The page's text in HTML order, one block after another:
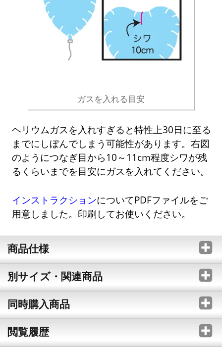
ガスを入れる目安
ヘリウムガスを入れすぎると特性上30日に至る
までにしぼんでしまう可能性があります。右図
のようにつなぎ目から10～11cm程度シワが残
るくらいまでを目安にガスを入れてください。
インストラクションについてPDFファイルをご
用意しました。印刷してお使いください。
商品仕様
別サイズ・関連商品
同時購入商品
閲覧履歴